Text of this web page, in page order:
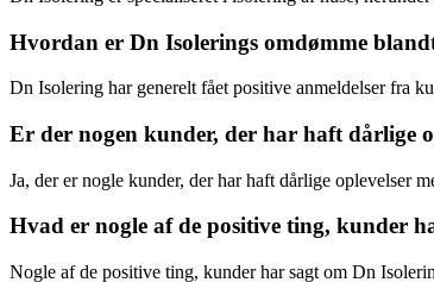
Hvordan er Dn Isolerings omdømme
Dn Isolering har generelt fået positive anmeldelser fra
Er der nogen kunder, der har haft dårlige
Ja, der er nogle kunder, der har haft dårlige oplevelser
Hvad er nogle af de positive ting, kunder
Nogle af de positive ting, kunder har sagt om Dn